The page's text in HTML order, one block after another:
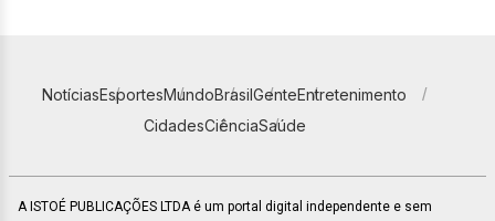
NotíciasEsportesMundoBrasilGenteEntretenimento
CidadesCiênciaSaúde
A ISTOÉ PUBLICAÇÕES LTDA é um portal digital independente e sem